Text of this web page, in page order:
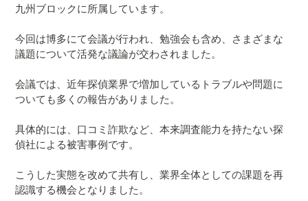
九州ブロックに所属しています。
今回は博多にて会議が行われ、勉強会も含め、さまざまな
議題について活発な議論が交わされました。
会議では、近年探偵業界で増加しているトラブルや問題に
ついても多くの報告がありました。
具体的には、口コミ詐欺など、本来調査能力を持たない探
偵社による被害事例です。
こうした実態を改めて共有し、業界全体としての課題を再
認識する機会となりました。